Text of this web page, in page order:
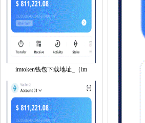
imtoken钱包下载地址_（im